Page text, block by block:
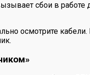
сбои в
осмотрите